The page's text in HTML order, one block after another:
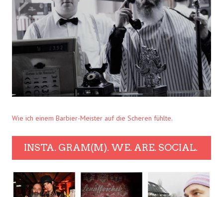
Wie ich einem Barbier-Meister auf die Scheren fühlte.
INSTA. GRAM(M). WE. ARE. SOCIAL.